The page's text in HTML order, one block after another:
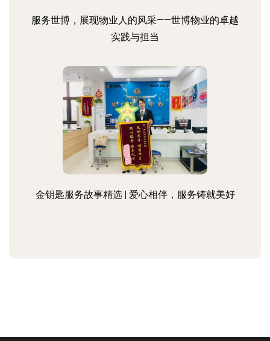
服务世博，展现物业人的风采——世博物业的卓越
实践与担当
金钥匙服务故事精选 | 爱心相伴，服务铸就美好